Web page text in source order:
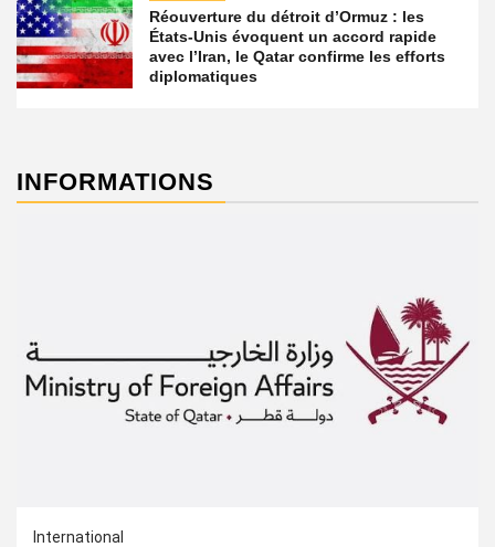
Réouverture du détroit d’Ormuz : les
États-Unis évoquent un accord rapide
avec l’Iran, le Qatar confirme les efforts
diplomatiques
INFORMATIONS
International